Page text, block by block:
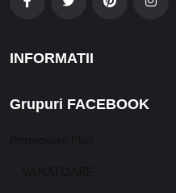
INFORMATII
Grupuri FACEBOOK